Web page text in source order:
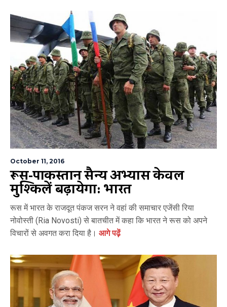
October 11, 2016
रूस-पाकिस्तान सैन्य अभ्यास केवल
मुश्किलें बढ़ायेगा: भारत
रूस में भारत के राजदूत पंकज सरन ने वहां की समाचार एजेंसी रिया
नोवोस्ती (Ria Novosti) से बातचीत में कहा कि भारत ने रूस को अपने
विचारों से अवगत करा दिया है। आगे पढ़ें